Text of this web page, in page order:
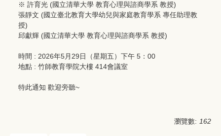
※ 許育光 (國立清華大學 教育心理與諮商學系 教授)
張靜文 (國立臺北教育大學幼兒與家庭教育學系 專任助理教
授)
邱獻輝 (國立清華大學 教育心理與諮商學系 教授)
時間 : 2026年5月29日（星期五）下午 5：00
地點 : 竹師教育學院大樓 414會議室
特此通知 歡迎旁聽~
瀏覽數: 162